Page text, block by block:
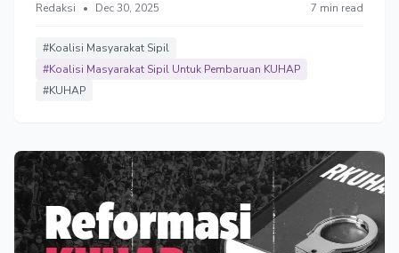
mendesak Prabowo menunda pemberlakuan KUHAP
penegak hukum.
Redaksi • Dec 30, 2025 7 min read
#Koalisi Masyarakat Sipil
#Koalisi Masyarakat Sipil Untuk Pembaruan KUHAP
#KUHAP